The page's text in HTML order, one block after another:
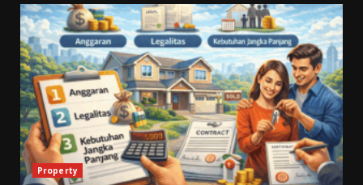
Property